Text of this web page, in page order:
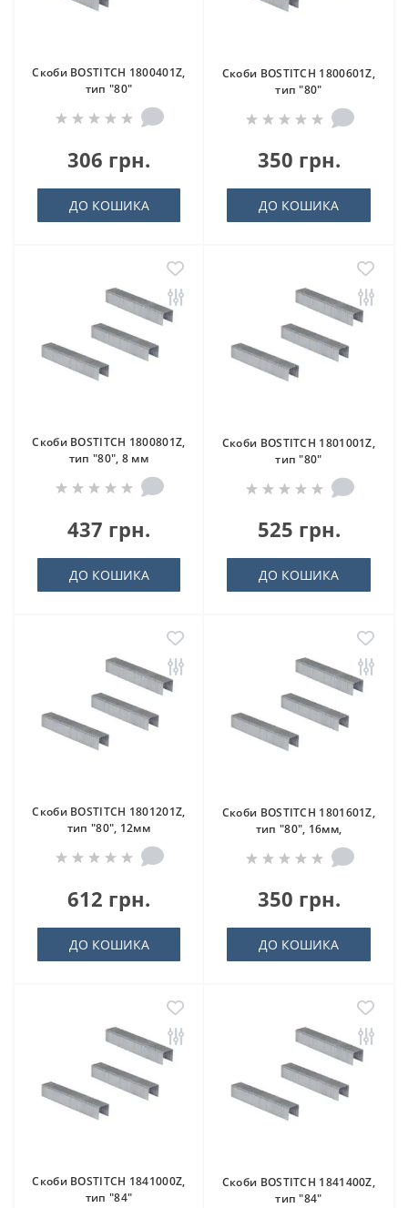
Скоби BOSTITCH 1800401Z,
тип "80"
306 грн.
ДО КОШИКА
Скоби BOSTITCH 1800601Z,
тип "80"
350 грн.
ДО КОШИКА
Скоби BOSTITCH 1800801Z,
тип "80", 8 мм
437 грн.
ДО КОШИКА
Скоби BOSTITCH 1801001Z,
тип "80"
525 грн.
ДО КОШИКА
Скоби BOSTITCH 1801201Z,
тип "80", 12мм
612 грн.
ДО КОШИКА
Скоби BOSTITCH 1801601Z,
тип "80", 16мм,
350 грн.
ДО КОШИКА
Скоби BOSTITCH 1841000Z,
тип "84"
Скоби BOSTITCH 1841400Z,
тип "84"